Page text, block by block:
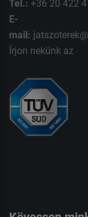
Tel.: +36 20 422
E-
mail:
Írjon nekünk az